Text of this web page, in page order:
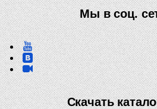
Мы в соц.
Скачать